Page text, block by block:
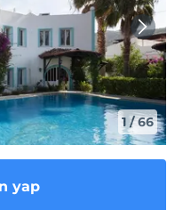
1 /66
yap